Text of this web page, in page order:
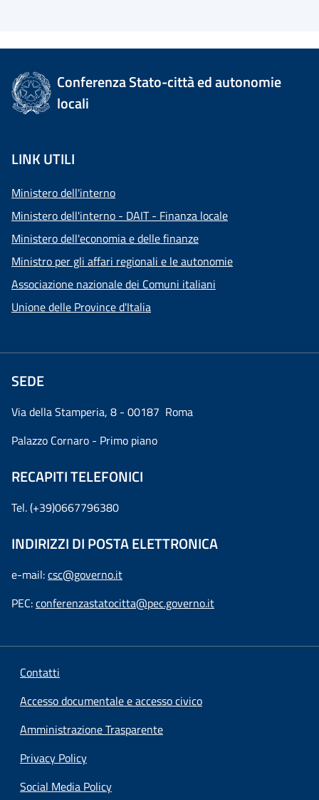
Conferenza Stato-città ed autonomie
locali
LINK UTILI
Ministero dell'interno
Ministero dell'interno - DAIT - Finanza locale
Ministero dell'economia e delle finanze
Ministro per gli affari regionali e le autonomie
Associazione nazionale dei Comuni italiani
Unione delle Province d'Italia
SEDE
Via della Stamperia, 8 - 00187 Roma
Palazzo Cornaro - Primo piano
RECAPITI TELEFONICI
Tel. (+39)0667796380
INDIRIZZI DI POSTA ELETTRONICA
e-mail:csc@governo.it
PEC:conferenzastatocitta@pec.governo.it
Contatti
Accesso documentale e accesso civico
Amministrazione Trasparente
Privacy Policy
Social Media Policy